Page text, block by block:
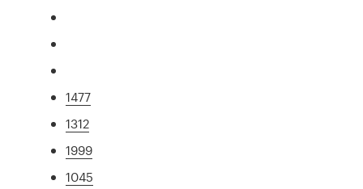
1477
1312
1999
1045